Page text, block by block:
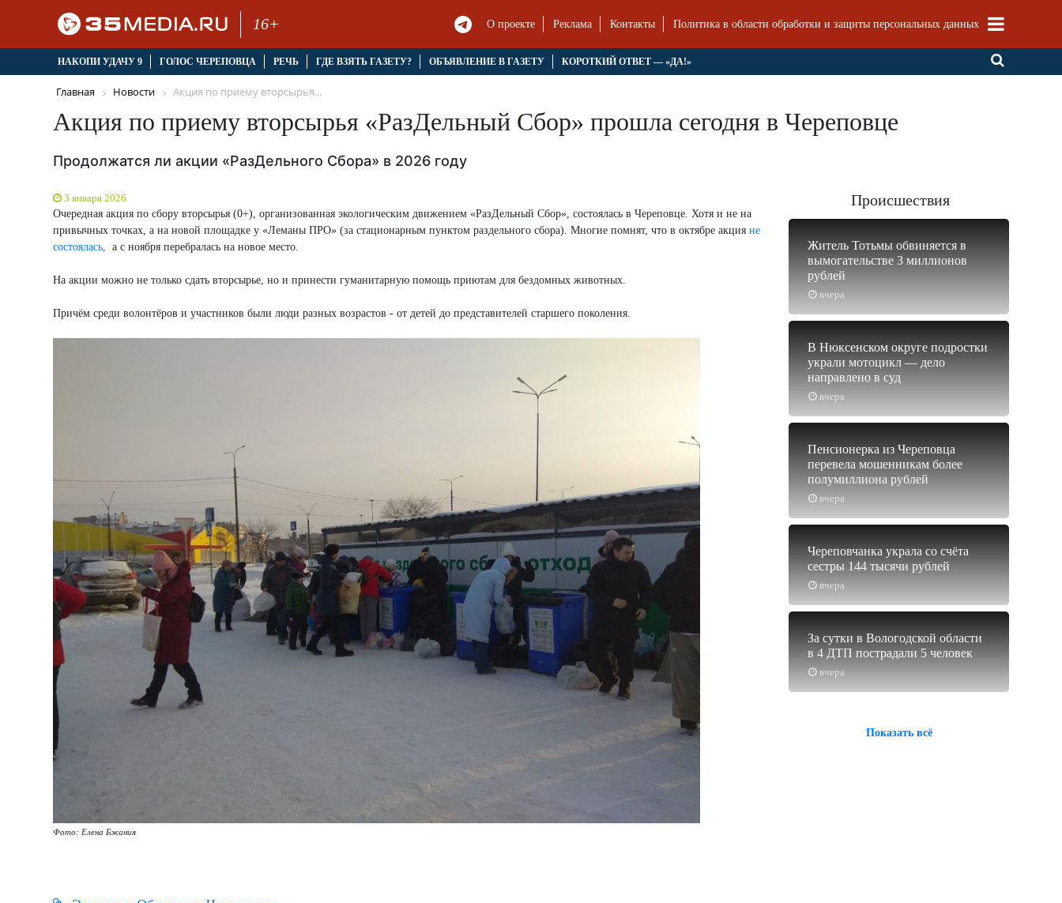
16+ О проекте Реклама Контакты Политика в области обработки и защиты персональных данных
НАКОПИ УДАЧУ 9 ГОЛОС ЧЕРЕПОВЦА РЕЧЬ ГДЕ ВЗЯТЬ ГАЗЕТУ? ОБЪЯВЛЕНИЕ В ГАЗЕТУ КОРОТКИЙ ОТВЕТ — «ДА!»
Главная Новости Акция по приему вторсырья...
Акция по приему вторсырья «РазДельный Сбор» прошла сегодня в Череповце
Продолжатся ли акции «РазДельного Сбора» в 2026 году
3 января 2026
Очередная акция по сбору вторсырья (0+), организованная экологическим движением «РазДельный Сбор», состоялась в Череповце. Хотя и не на
привычных точках, а на новой площадке у «Леманы ПРО» (за стационарным пунктом раздельного сбора). Многие помнят, что в октябре акция не
состоялась,
а с ноября перебралась на новое место.
На акции можно не только сдать вторсырье, но и принести гуманитарную помощь приютам для бездомных животных.
Причём среди волонтёров и участников были люди разных возрастов - от детей до представителей старшего поколения.
Фото: Елена Бжания
Происшествия
вчера
Житель Тотьмы обвиняется в
вымогательстве 3 миллионов
рублей
вчера
В Нюксенском округе подростки
украли мотоцикл — дело
направлено в суд
вчера
Пенсионерка из Череповца
перевела мошенникам более
полумиллиона рублей
вчера
Череповчанка украла со счёта
сестры 144 тысячи рублей
вчера
За сутки в Вологодской области
в 4 ДТП пострадали 5 человек
Показать всё